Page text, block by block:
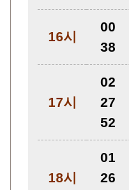
16시
00
38
17시
02
27
52
18시
01
26